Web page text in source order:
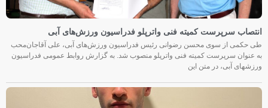
انتصاب سرپرست کمیته فنی واترپلو فدراسیون ورزش‌های آبی
طی حکمی از سوی محسن رضوانی رئیس فدراسیون ورزش‌های آبی، علی آقاجان‌محب
به عنوان سرپرست کمیته فنی واترپلو منصوب شد. به گزارش روابط عمومی فدراسیون
ورزشهای آبی، در متن این